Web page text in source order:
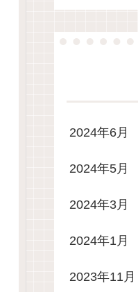
2024年6月
2024年5月
2024年3月
2024年1月
2023年11月